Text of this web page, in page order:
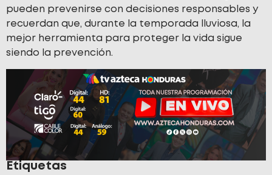
pueden prevenirse con decisiones responsables y
recuerdan que, durante la temporada lluviosa, la
mejor herramienta para proteger la vida sigue
siendo la prevención.
Etiquetas